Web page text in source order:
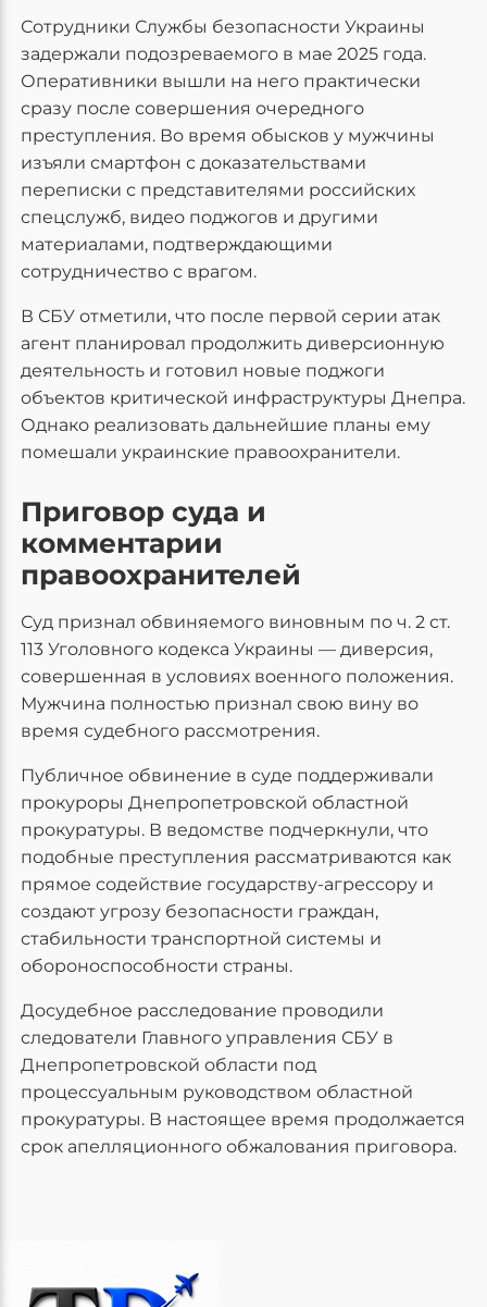
Сотрудники Службы безопасности Украины
задержали подозреваемого в мае 2025 года.
Оперативники вышли на него практически
сразу после совершения очередного
преступления. Во время обысков у мужчины
изъяли смартфон с доказательствами
переписки с представителями российских
спецслужб, видео поджогов и другими
материалами, подтверждающими
сотрудничество с врагом.
В СБУ отметили, что после первой серии атак
агент планировал продолжить диверсионную
деятельность и готовил новые поджоги
объектов критической инфраструктуры Днепра.
Однако реализовать дальнейшие планы ему
помешали украинские правоохранители.
Приговор суда и
комментарии
правоохранителей
Суд признал обвиняемого виновным по ч. 2 ст.
113 Уголовного кодекса Украины — диверсия,
совершенная в условиях военного положения.
Мужчина полностью признал свою вину во
время судебного рассмотрения.
Публичное обвинение в суде поддерживали
прокуроры Днепропетровской областной
прокуратуры. В ведомстве подчеркнули, что
подобные преступления рассматриваются как
прямое содействие государству-агрессору и
создают угрозу безопасности граждан,
стабильности транспортной системы и
обороноспособности страны.
Досудебное расследование проводили
следователи Главного управления СБУ в
Днепропетровской области под
процессуальным руководством областной
прокуратуры. В настоящее время продолжается
срок апелляционного обжалования приговора.